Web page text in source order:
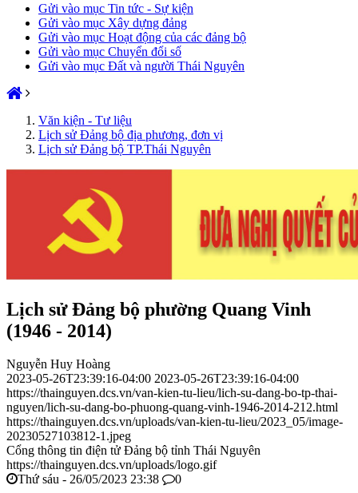
Gửi vào mục Tin tức - Sự kiện
Gửi vào mục Xây dựng đảng
Gửi vào mục Hoạt động của các đảng bộ
Gửi vào mục Chuyển đổi số
Gửi vào mục Đất và người Thái Nguyên
Văn kiện - Tư liệu
Lịch sử Đảng bộ địa phương, đơn vị
Lịch sử Đảng bộ TP.Thái Nguyên
Lịch sử Đảng bộ phường Quang Vinh
(1946 - 2014)
Nguyễn Huy Hoàng
2023-05-26T23:39:16-04:00 2023-05-26T23:39:16-04:00
https://thainguyen.dcs.vn/van-kien-tu-lieu/lich-su-dang-bo-tp-thai-
nguyen/lich-su-dang-bo-phuong-quang-vinh-1946-2014-212.html
https://thainguyen.dcs.vn/uploads/van-kien-tu-lieu/2023_05/image-
20230527103812-1.jpeg
Cổng thông tin điện tử Đảng bộ tỉnh Thái Nguyên
https://thainguyen.dcs.vn/uploads/logo.gif
Thứ sáu - 26/05/2023 23:38
0